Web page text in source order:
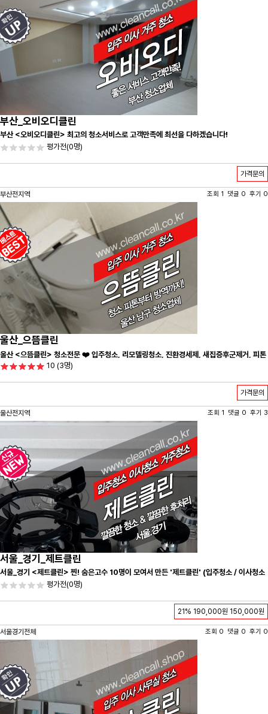
부산_오비오디클린
부산 <오비오디클린> 최고의 청소서비스로 고객만족에 최선을 다하겠습니다!
평가전(0명)
가격문의
부산전지역 조회 1 댓글 0 후기 0
울산_으뜸클린
울산 <으뜸클린> 청소전문 ❤️ 입주청소, 리모델링청소, 진환경세제, 새집증후군제거, 피톤
치드시공 전문 청소 업체 ❤️
10 (3명)
가격문의
울산전지역 조회 1 댓글 0 후기 3
서울_경기_제트클린
서울_경기 <제트클린> 찐! 숨은고수 10명이 모여서 만든 '제트클린' (입주청소 / 이사청소
/ 줄눈시공) 항상 꼼꼼하게 친절하게 응대하겠습니다^-^
평가전(0명)
21% 190,000원 150,000원
서울경기전체 조회 0 댓글 0 후기 0